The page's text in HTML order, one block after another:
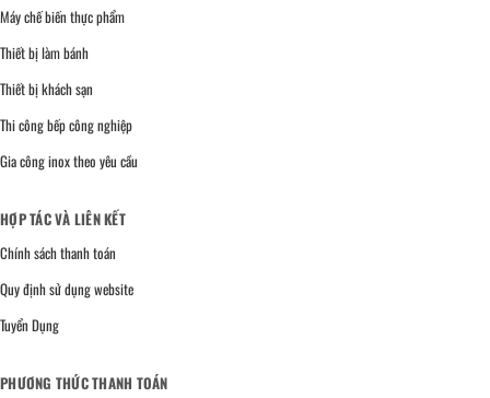
Máy chế biến thực phẩm
Thiết bị làm bánh
Thiết bị khách sạn
Thi công bếp công nghiệp
Gia công inox theo yêu cầu
HỢP TÁC VÀ LIÊN KẾT
Chính sách thanh toán
Quy định sử dụng website
Tuyển Dụng
PHƯƠNG THỨC THANH TOÁN